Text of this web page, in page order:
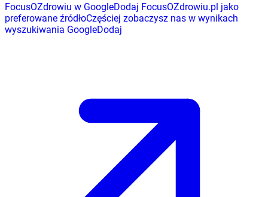
FocusOZdrowiu w GoogleDodaj FocusOZdrowiu.pl jako
preferowane źródłoCzęściej zobaczysz nas w wynikach
wyszukiwania GoogleDodaj